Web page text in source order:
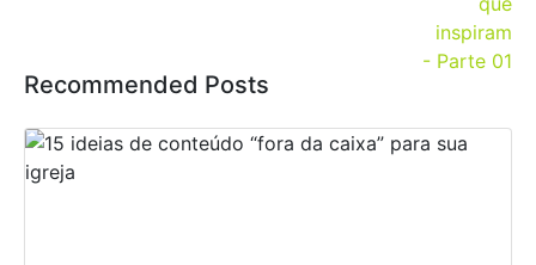
Recommended Posts